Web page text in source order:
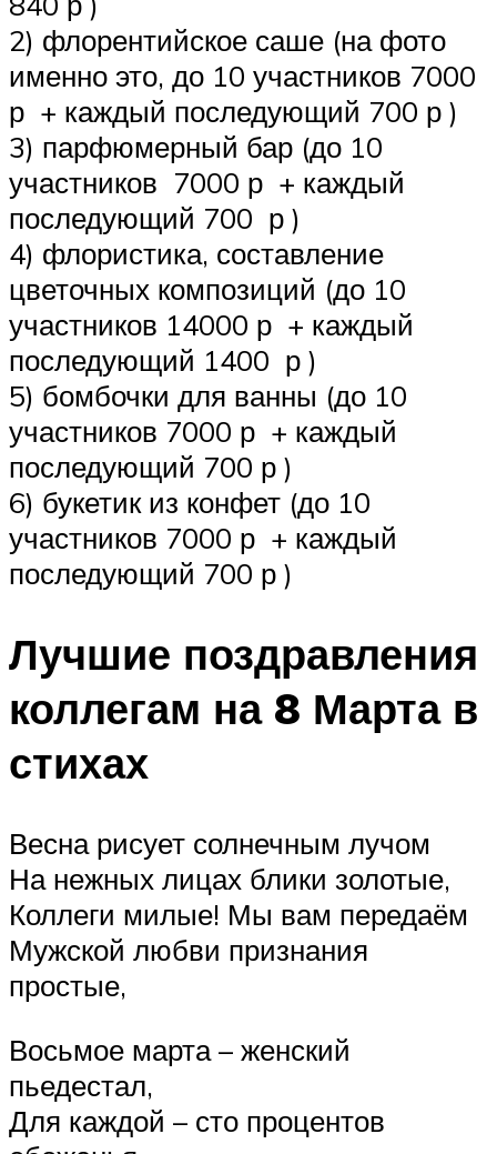
2) флорентийское саше (на фото
именно это, до 10 участников 7000
р + каждый последующий 700 р )
3) парфюмерный бар (до 10
участников 7000 р + каждый
последующий 700 р )
4) флористика, составление
цветочных композиций (до 10
участников 14000 р + каждый
последующий 1400 р )
5) бомбочки для ванны (до 10
участников 7000 р + каждый
последующий 700 р )
6) букетик из конфет (до 10
участников 7000 р + каждый
последующий 700 р )
Лучшие поздравления
коллегам на 8 Марта в
стихах
Весна рисует солнечным лучом
На нежных лицах блики золотые,
Коллеги милые! Мы вам передаём
Мужской любви признания
простые,
Восьмое марта – женский
пьедестал,
Для каждой – сто процентов